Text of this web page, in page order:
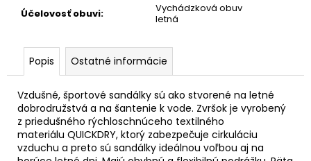
Účelovosť obuvi:
Vychádzková obuv
letná
Popis Ostatné informácie
Vzdušné, športové sandálky sú ako stvorené na letné
dobrodružstvá a na šantenie k vode. Zvršok je vyrobený
z priedušného rýchloschnúceho textilného
materiálu QUICKDRY, ktorý zabezpečuje cirkuláciu
vzduchu a preto sú sandálky ideálnou voľbou aj na